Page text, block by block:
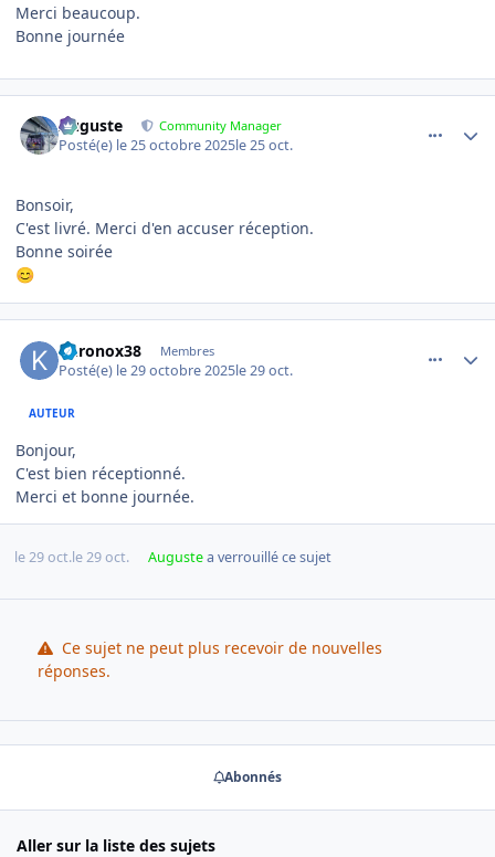
Merci beaucoup.
Bonne journée
Auguste Community Manager
Posté(e) le 25 octobre 2025le 25 oct.
Bonsoir,
C'est livré. Merci d'en accuser réception.
Bonne soirée
😊
khronox38 Membres
Posté(e) le 29 octobre 2025le 29 oct.
AUTEUR
Bonjour,
C'est bien réceptionné.
Merci et bonne journée.
le 29 oct.le 29 oct. Augustea verrouillé ce sujet
Ce sujet ne peut plus recevoir de nouvelles
réponses.
Abonnés
Aller sur la liste des sujets